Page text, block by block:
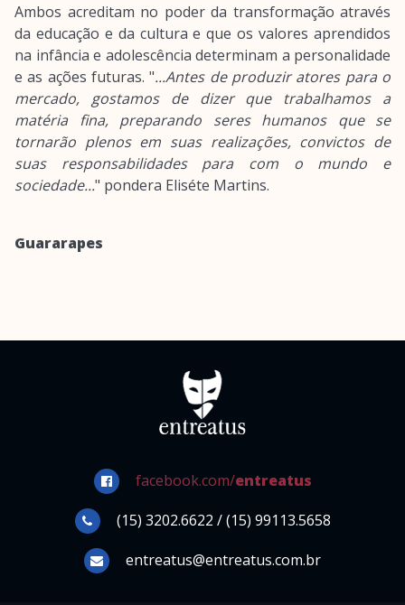
Ambos acreditam no poder da transformação através
da educação e da cultura e que os valores aprendidos
na infância e adolescência determinam a personalidade
e as ações futuras. "...Antes de produzir atores para o
mercado, gostamos de dizer que trabalhamos a
matéria fina, preparando seres humanos que se
tornarão plenos em suas realizações, convictos de
suas responsabilidades para com o mundo e
sociedade..." pondera Eliséte Martins.
Guararapes
facebook.com/entreatus
(15) 3202.6622 / (15) 99113.5658
entreatus@entreatus.com.br